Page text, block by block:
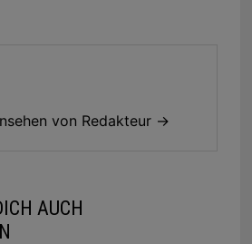
von Redakteur →
AUCH